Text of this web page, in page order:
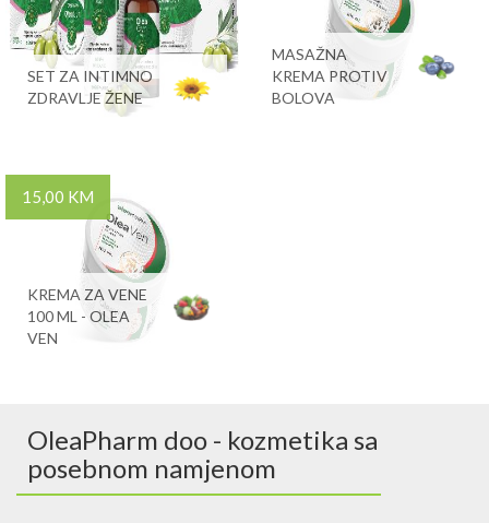
SET ZA INTIMNO
ZDRAVLJE ŽENE
MASAŽNA
KREMA PROTIV
BOLOVA
15,00 KM
KREMA ZA VENE
100 ML - OLEA
VEN
OleaPharm doo - kozmetika sa
posebnom namjenom